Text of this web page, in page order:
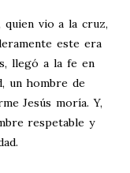
vio a la cruz,
este era
llegó a la fe en
un hombre de
Jesús moría. Y,
respetable y